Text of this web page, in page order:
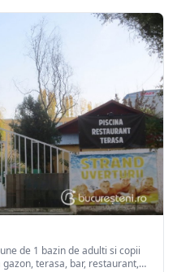
de 1 bazin de adulti si copii
terasa, bar, restaurant,